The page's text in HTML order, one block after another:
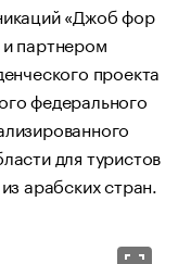
«Джоб фор
партнером
проекта
федерального
для туристов
арабских стран.